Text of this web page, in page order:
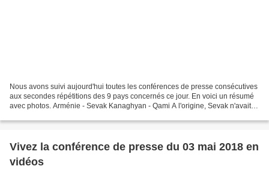
Nous avons suivi aujourd'hui toutes les conférences de presse consécutives
aux secondes répétitions des 9 pays concernés ce jour. En voici un résumé
avec photos. Arménie - Sevak Kanaghyan - Qami A l'origine, Sevak n'avait
Vivez la conférence de presse du 03 mai 2018 en
vidéos